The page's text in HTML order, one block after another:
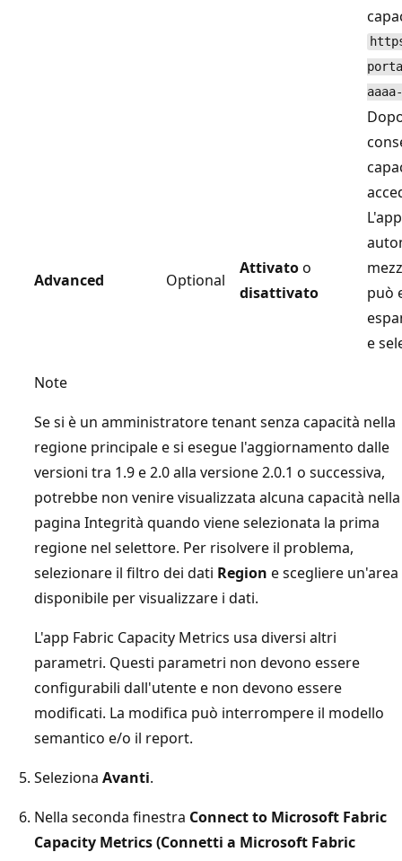
Advanced Optional
Attivatoo
disattivato
può
e
Note
Se si è un amministratore tenant senza capacità nella
regione principale e si esegue l'aggiornamento dalle
versioni tra 1.9 e 2.0 alla versione 2.0.1 o successiva,
potrebbe non venire visualizzata alcuna capacità nella
pagina Integrità quando viene selezionata la prima
regione nel selettore. Per risolvere il problema,
selezionare il filtro dei dati Region e scegliere un'area
disponibile per visualizzare i dati.
L'app Fabric Capacity Metrics usa diversi altri
parametri. Questi parametri non devono essere
configurabili dall'utente e non devono essere
modificati. La modifica può interrompere il modello
semantico e/o il report.
Seleziona Avanti.
Nella seconda finestra Connect to Microsoft Fabric
Capacity Metrics (Connetti a Microsoft Fabric